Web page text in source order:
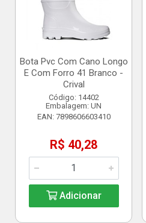
Bota Pvc Com Cano Longo
E Com Forro 41 Branco -
Crival
Código: 14402
Embalagem: UN
EAN: 7898606603410
R$ 40,28
Adicionar